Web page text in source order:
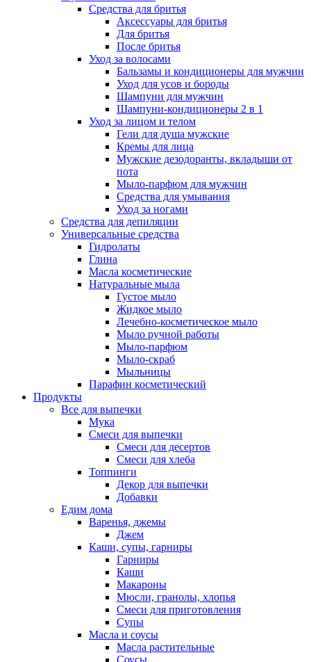
Средства для бритья
Аксессуары для бритья
Для бритья
После бритья
Уход за волосами
Бальзамы и кондиционеры для мужчин
Уход для усов и бороды
Шампуни для мужчин
Шампуни-кондиционеры 2 в 1
Уход за лицом и телом
Гели для душа мужские
Кремы для лица
Мужские дезодоранты, вкладыши от
пота
Мыло-парфюм для мужчин
Средства для умывания
Уход за ногами
Средства для депиляции
Универсальные средства
Гидролаты
Глина
Масла косметические
Натуральные мыла
Густое мыло
Жидкое мыло
Лечебно-косметическое мыло
Мыло ручной работы
Мыло-парфюм
Мыло-скраб
Мыльницы
Парафин косметический
Продукты
Все для выпечки
Мука
Смеси для выпечки
Смеси для десертов
Смеси для хлеба
Топпинги
Декор для выпечки
Добавки
Едим дома
Варенья, джемы
Джем
Каши, супы, гарниры
Гарниры
Каши
Макароны
Мюсли, гранолы, хлопья
Смеси для приготовления
Супы
Масла и соусы
Масла растительные
Соусы